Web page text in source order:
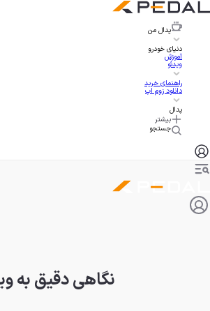
پدال من
دنیای خودرو
آموزش
ویدئو
راهنمای خرید
دانلود زوم اپ
پدال
بیشتر
جستجو
نگاهی دقیق به